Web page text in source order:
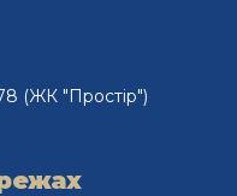
(ЖК "Простір")